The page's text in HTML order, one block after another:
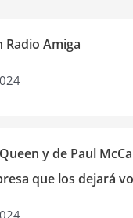
Radio Amiga
y de Paul
que los dejará